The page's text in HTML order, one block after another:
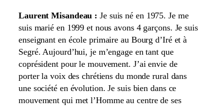
Laurent Misandeau : Je suis né en 1975. Je me
suis marié en 1999 et nous avons 4 garçons. Je suis
enseignant en école primaire au Bourg d’Iré et à
Segré. Aujourd’hui, je m’engage en tant que
coprésident pour le mouvement. J’ai envie de
porter la voix des chrétiens du monde rural dans
une société en évolution. Je suis bien dans ce
mouvement qui met l’Homme au centre de ses